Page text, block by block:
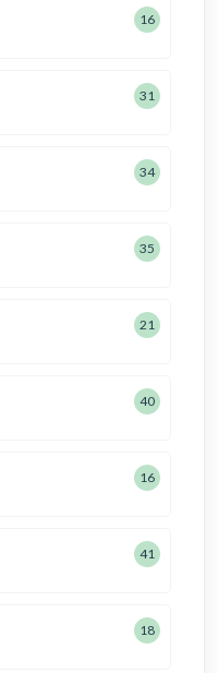
16
31
34
35
21
40
16
41
18